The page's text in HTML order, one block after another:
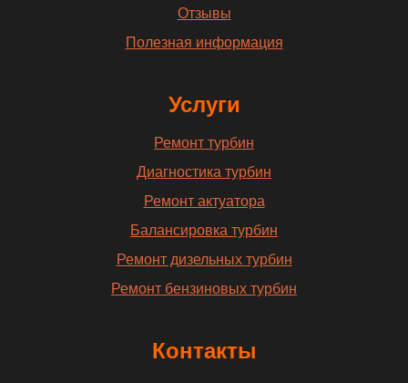
Отзывы
Полезная информация
Услуги
Ремонт турбин
Диагностика турбин
Ремонт актуатора
Балансировка турбин
Ремонт дизельных турбин
Ремонт бензиновых турбин
Контакты